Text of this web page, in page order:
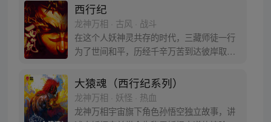
西行纪
龙神万相 · 古风 · 战斗
在这个人妖神灵共存的时代，三藏师徒一行
为了世间和平，历经千辛万苦到达彼岸取
变得美好….随着阴谋慢慢揭露，暗魂四起,
为了让“永恒之火”重新归位，小狼妖白狼不
辞万难，找到唐三藏大法师，和他一起重新
大猿魂（西行纪系列）
龙神万相 · 妖怪 · 热血
龙神万相宇宙旗下角色孙悟空独立故事，讲